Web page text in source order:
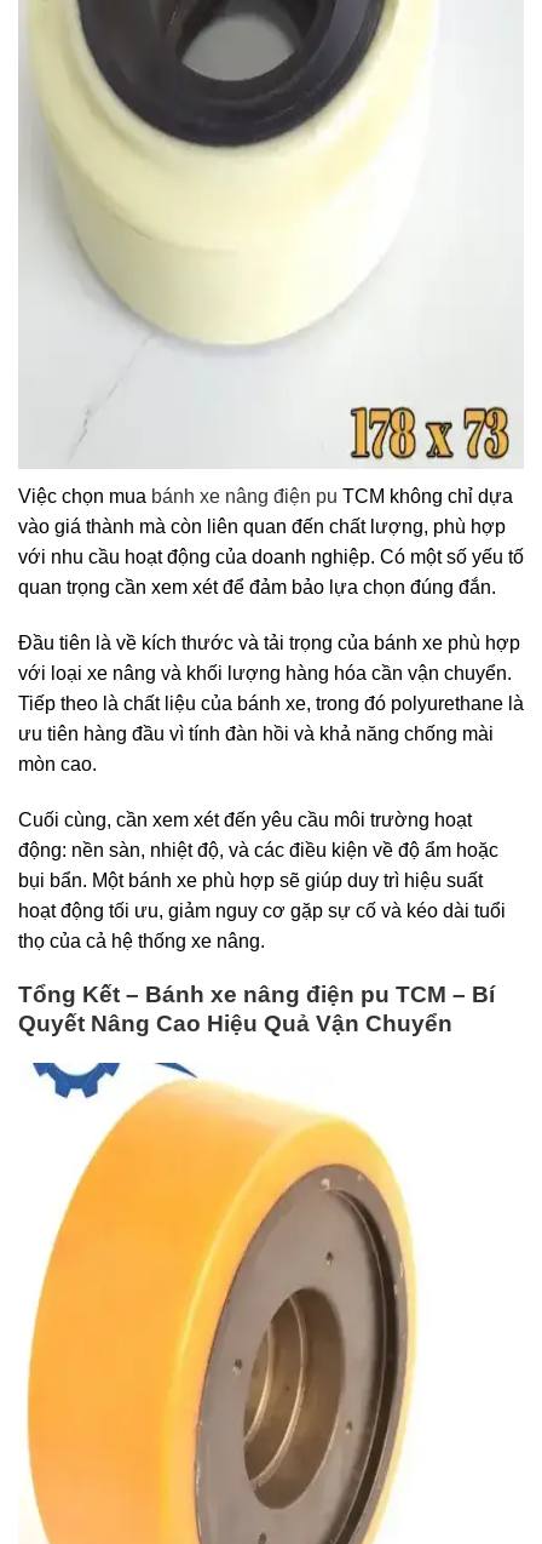
Việc chọn mua bánh xe nâng điện pu TCM không chỉ dựa
vào giá thành mà còn liên quan đến chất lượng, phù hợp
với nhu cầu hoạt động của doanh nghiệp. Có một số yếu tố
quan trọng cần xem xét để đảm bảo lựa chọn đúng đắn.
Đầu tiên là về kích thước và tải trọng của bánh xe phù hợp
với loại xe nâng và khối lượng hàng hóa cần vận chuyển.
Tiếp theo là chất liệu của bánh xe, trong đó polyurethane là
ưu tiên hàng đầu vì tính đàn hồi và khả năng chống mài
mòn cao.
Cuối cùng, cần xem xét đến yêu cầu môi trường hoạt
động: nền sàn, nhiệt độ, và các điều kiện về độ ẩm hoặc
bụi bẩn. Một bánh xe phù hợp sẽ giúp duy trì hiệu suất
hoạt động tối ưu, giảm nguy cơ gặp sự cố và kéo dài tuổi
thọ của cả hệ thống xe nâng.
Tổng Kết – Bánh xe nâng điện pu TCM – Bí
Quyết Nâng Cao Hiệu Quả Vận Chuyển